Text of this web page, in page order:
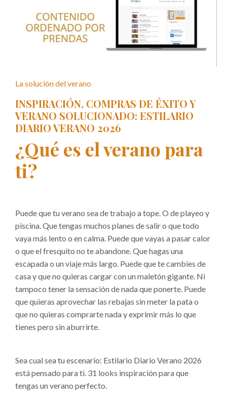
La solución del verano
INSPIRACIÓN, COMPRAS DE ÉXITO Y
VERANO SOLUCIONADO: ESTILARIO
DIARIO VERANO 2026
¿Qué es el verano para
ti?
Puede que tu verano sea de trabajo a tope. O de playeo y
piscina. Que tengas muchos planes de salir o que todo
vaya más lento o en calma. Puede que vayas a pasar calor
o que el fresquito no te abandone. Que hagas una
escapada o un viaje más largo. Puede que te cambies de
casa y que no quieras cargar con un maletón gigante. Ni
tampoco tener la sensación de nada que ponerte. Puede
que quieras aprovechar las rebajas sin meter la pata o
que no quieras comprarte nada y exprimir más lo que
tienes pero sin aburrirte.
Sea cual sea tu escenario: Estilario Diario Verano 2026
está pensado para ti. 31 looks inspiración para que
tengas un verano perfecto.